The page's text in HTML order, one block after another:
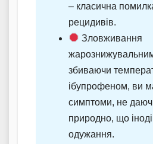
– класична
рецидивів.
Зловживання
збиваючи
ібупрофеном, ви
симптоми, не
природно, що
одужання.